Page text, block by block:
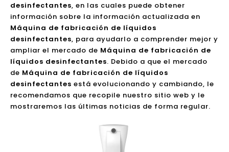
desinfectantes, en las cuales puede obtener
información sobre la información actualizada en
Máquina de fabricación de líquidos
desinfectantes, para ayudarlo a comprender mejor y
ampliar el mercado de Máquina de fabricación de
líquidos desinfectantes. Debido a que el mercado
de Máquina de fabricación de líquidos
desinfectantes está evolucionando y cambiando, le
recomendamos que recopile nuestro sitio web y le
mostraremos las últimas noticias de forma regular.